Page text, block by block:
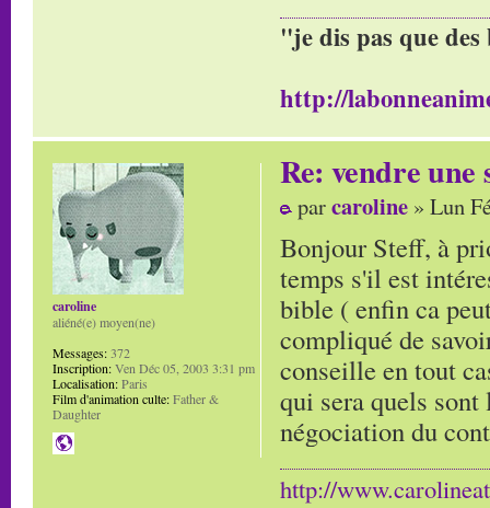
"je dis pas que
http://
Re: vendre une
parcaroline » Lun
Bonjour Steff, à
temps s'il est
bible ( enfin ca
compliqué de
conseille en tout
qui sera quels
négociation du
http://
caroline
aliéné(e) moyen(ne)
Messages:372
Inscription:Ven Déc 05, 2003 3:31 pm
Localisation:Paris
Film d'animation culte:Father &
Daughter